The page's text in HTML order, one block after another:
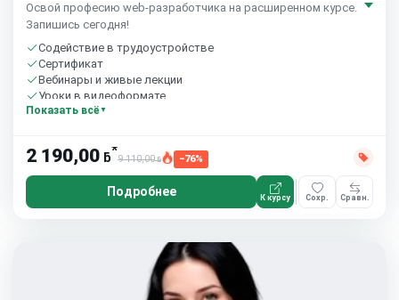
Освой професию web-разработчика на расширенном курсе.
Запишись сегодня!
Содействие в трудоустройстве
Сертификат
Вебинары и живые лекции
Уроки в видеоформате
Домашние задания с проверкой
8 часов в неделю
Показать всё
2 190,00 ƃ*
9 110,00ƃ −76%
Подробнее К курсу Сохр. Сравн.